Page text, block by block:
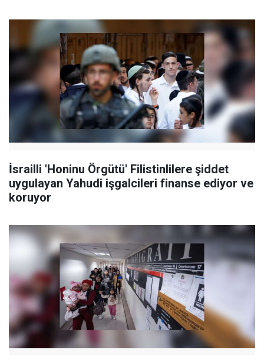
İsrailli 'Honinu Örgütü' Filistinlilere şiddet
uygulayan Yahudi işgalcileri finanse ediyor ve
koruyor